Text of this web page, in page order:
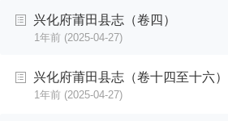
兴化府莆田县志（卷四）
1年前 (2025-04-27)
兴化府莆田县志（卷十四至十六）
1年前 (2025-04-27)